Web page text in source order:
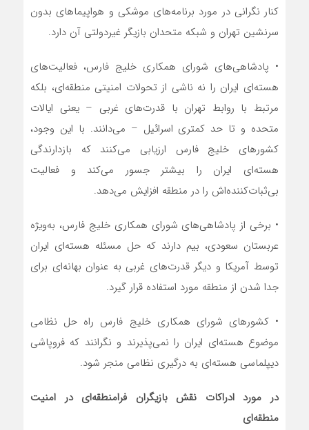
کنار نگرانی در مورد برنامه‌های موشکی و هواپیما‌های بدون
سرنشین تهران و شبکه متحدان بازیگر غیردولتی آن دارد.
• پادشاهی‌های شورای همکاری خلیج فارس، فعالیت‌های
هسته‌ای ایران را نه ناشی از تحولات امنیتی منطقه‌ای، بلکه
مرتبط با روابط تهران با قدرت‌های غربی – یعنی ایالات
متحده و تا حد کمتری اسرائیل – می‌دانند. با این وجود،
کشور‌های خلیج فارس ارزیابی می‌کنند که بازدارندگی
هسته‌ای ایران را بیشتر جسور می‌کند و فعالیت
بی‌ثبات‌کننده‌اش را در منطقه افزایش می‌دهد.
• برخی از پادشاهی‌های شورای همکاری خلیج فارس، به‌ویژه
عربستان سعودی، بیم دارند که حل مسئله هسته‌ای ایران
توسط آمریکا و دیگر قدرت‌های غربی به عنوان بهانه‌ای برای
جدا شدن از منطقه مورد استفاده قرار گیرد.
• کشور‌های شورای همکاری خلیج فارس راه حل نظامی
موضوع هسته‌ای ایران را نمی‌پذیرند و نگرانند که فروپاشی
دیپلماسی هسته‌ای به درگیری نظامی منجر شود.
در مورد ادراکات نقش بازیگران فرامنطقه‌ای در امنیت
منطقه‌ای